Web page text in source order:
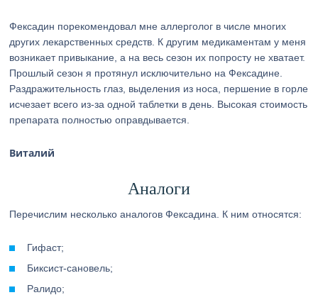
Фексадин порекомендовал мне аллерголог в числе многих
других лекарственных средств. К другим медикаментам у меня
возникает привыкание, а на весь сезон их попросту не хватает.
Прошлый сезон я протянул исключительно на Фексадине.
Раздражительность глаз, выделения из носа, першение в горле
исчезает всего из-за одной таблетки в день. Высокая стоимость
препарата полностью оправдывается.
Виталий
Аналоги
Перечислим несколько аналогов Фексадина. К ним относятся:
Гифаст;
Биксист-сановель;
Ралидо;